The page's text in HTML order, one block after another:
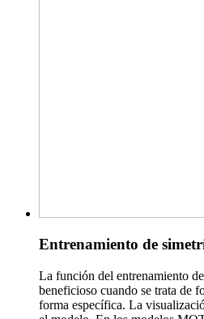
Entrenamiento de
La función del entrenamiento
beneficioso cuando se trata de
forma específica. La